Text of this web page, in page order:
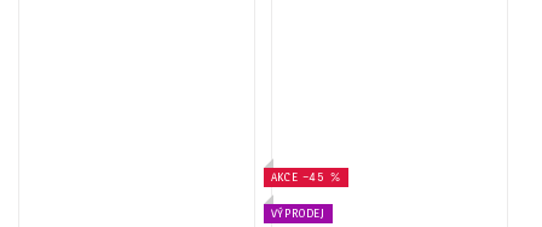
AKCE –45 %
VÝPRODEJ